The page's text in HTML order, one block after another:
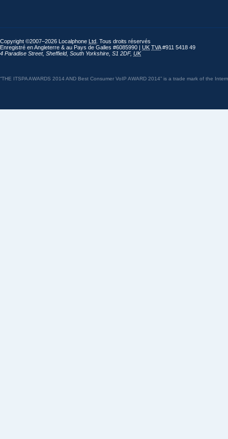
Copyright ©2007–2026 Localphone Ltd . Tous droits réservés
Enregistré en Angleterre & au Pays de Galles #6085990 | UK TVA#911 5418 49
4 Paradise Street, Sheffield, South Yorkshire S1 2DF, UK
“THE ITSPA AWARDS 2014 AND Best Consumer VoIP AWARD 2014” is a trade mark of the